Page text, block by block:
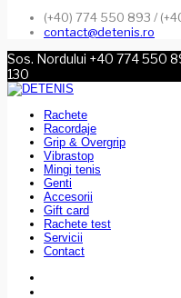
(+40) 774 550 893 /
contact@detenis.ro
Sos. Nordului +40 774 550
130
Rachete
Racordaje
Grip & Overgrip
Vibrastop
Mingi tenis
Genti
Accesorii
Gift card
Rachete test
Servicii
Contact